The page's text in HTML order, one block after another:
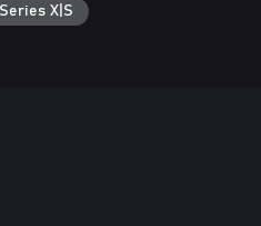
X|S